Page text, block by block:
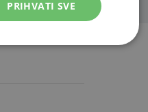
PRIHVATI SVE